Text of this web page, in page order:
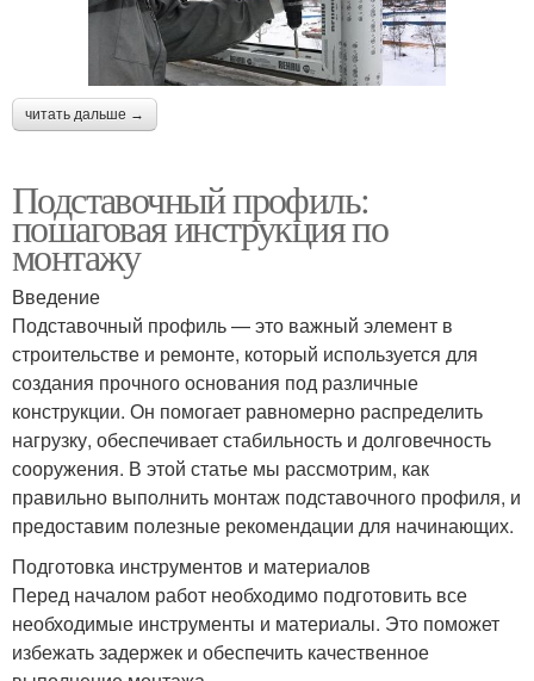
читать дальше →
Подставочный профиль:
пошаговая инструкция по
монтажу
Введение
Подставочный профиль — это важный элемент в
строительстве и ремонте, который используется для
создания прочного основания под различные
конструкции. Он помогает равномерно распределить
нагрузку, обеспечивает стабильность и долговечность
сооружения. В этой статье мы рассмотрим, как
правильно выполнить монтаж подставочного профиля, и
предоставим полезные рекомендации для начинающих.
Подготовка инструментов и материалов
Перед началом работ необходимо подготовить все
необходимые инструменты и материалы. Это поможет
избежать задержек и обеспечить качественное